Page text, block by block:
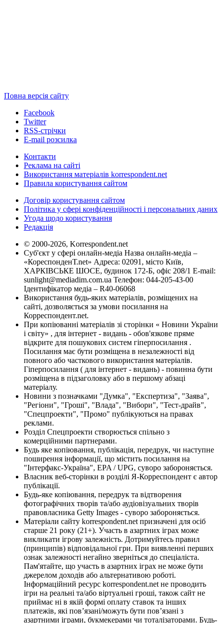
Повна версія сайту
Facebook
Twitter
RSS-стрічки
E-mail розсилка
Контакти
Реклама на сайті
Використання матеріалів korrespondent.net
Правила користування сайтом
Договір користування сайтом
Політика у сфері конфіденційності і персональних даних
Угода щодо користування
Редакція
© 2000-2026, Korrespondent.net
Суб'єкт у сфері онлайн-медіа Назва онлайн-медіа –
«КореспонденТ.net» Адреса: 02091, місто Київ,
ХАРКІВСЬКЕ ШОСЕ, будинок 172-Б, офіс 208/1 E-mail:
sunlight@mediadim.com.ua Телефон: 044-205-43-00
Ідентифікатор медіа – R40-06068
Використання будь-яких матеріалів, розміщених на
сайті, дозволяється за умови посилання на
Корреспондент.net.
При копіюванні матеріалів зі сторінки « Новини України
і світу» , для інтернет - видань - обов'язкове пряме
відкрите для пошукових систем гіперпосилання .
Посилання має бути розміщена в незалежності від
повного або часткового використання матеріалів.
Гіперпосилання ( для інтернет - видань) - повинна бути
розміщена в підзаголовку або в першому абзаці
матеріалу.
Новини з позначками "Думка", "Експертиза", "Заява",
"Регіони", "Гроші", "Влада", "Вибори", "Тест-драйв",
"Спецпроекти", "Промо" публікуються на правах
реклами.
Розділ Спецпроекти створюється спільно з
комерційними партнерами.
Будь яке копіювання, публікація, передрук, чи наступне
поширення інформації, що містить посилання на
"Інтерфакс-Україна", EPA / UPG, суворо забороняється.
Власник веб-сторінки в розділі Я-Корреспондент є автор
публікації.
Будь-яке копіювання, передрук та відтворення
фотографічних творів та/або аудіовізуальних творів
правовласника Getty Images - суворо забороняється.
Матеріали сайту korrespondent.net призначені для осіб
старше 21 року (21+). Участь в азартних іграх може
викликати ігрову залежність. Дотримуйтесь правил
(принципів) відповідальної гри. При виявленні перших
ознак залежності негайно зверніться до спеціаліста.
Пам'ятайте, що участь в азартних іграх не може бути
джерелом доходів або альтернативою роботі.
Інформаційний ресурс korrespondent.net не проводить
ігри на реальні та/або віртуальні гроші, також сайт не
приймає ні в якій формі оплату ставок та інших
платежів, які пов’язані/можуть бути пов’язані з
азартними іграми, букмекерами чи тоталізаторами. Будь-